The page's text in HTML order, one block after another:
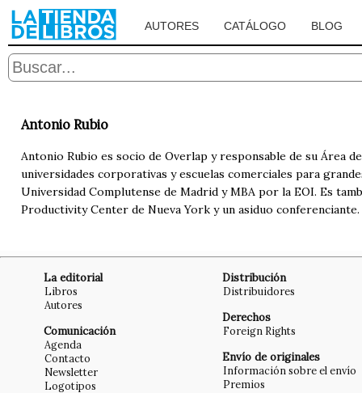
AUTORES CATÁLOGO BLOG
Antonio Rubio
Antonio Rubio es socio de Overlap y responsable de su Área
universidades corporativas y escuelas comerciales para
Universidad Complutense de Madrid y MBA por la EOI. Es
Productivity Center de Nueva York y un asiduo conferenciante.
La editorial
Libros
Autores
Comunicación
Agenda
Contacto
Newsletter
Logotipos
Distribución
Distribuidores
Derechos
Foreign Rights
Envío de originales
Información sobre el envío
Premios